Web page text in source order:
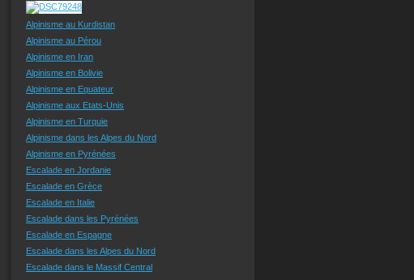
Alpinisme au Kurdistan
Alpinisme au Pérou
Alpinisme en Iran
Alpinisme en Bolivie
Alpinisme en Equateur
Alpinisme aux Etats-Unis
Alpinisme en Turquie
Alpinisme dans les Alpes du Nord
Alpinisme en Pyrénées
Escalade en Jordanie
Escalade en Grèce
Escalade en Italie
Escalade dans les Pyrénées
Escalade en Espagne
Escalade dans les Alpes du Nord
Escalade dans le Massif Central